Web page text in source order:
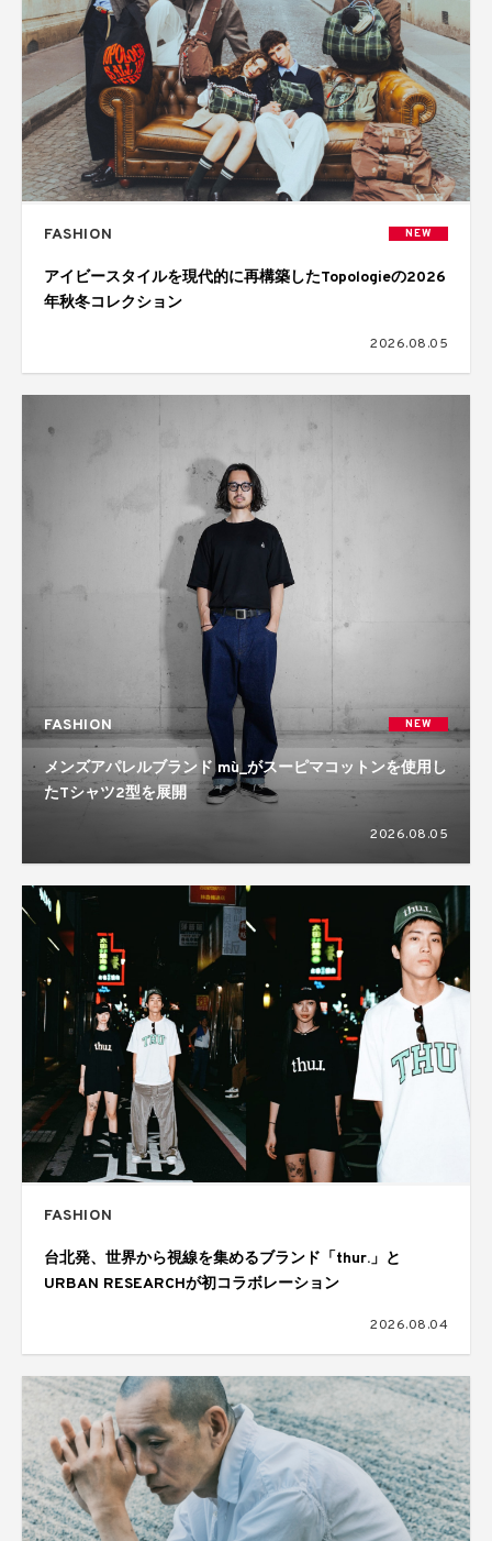
FASHION NEW
アイビースタイルを現代的に再構築したTopologieの2026
年秋冬コレクション
2026.08.05
FASHION NEW
メンズアパレルブランド mù_がスーピマコットンを使用し
たTシャツ2型を展開
2026.08.05
FASHION
台北発、世界から視線を集めるブランド「thur.」と
URBAN RESEARCHが初コラボレーション
2026.08.04